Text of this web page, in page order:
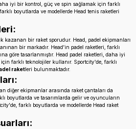
iyi bir kontrol, güç ve spin sağlamak için farklı
boyutlarda ve modellerde Head tenis raketleri
kazanan bir raket sporudur. Head, padel ekipmanları
bir markadır. Head'in padel raketleri, farklı
göre tasarlanmıştır. Head padel raketleri, daha iyi
farklı teknolojiler kullanır. Sportcity'de, farklı
raketleri bulunmaktadır.
diğer ekipmanlar arasında raket çantaları da
boyutlarda ve tasarımlarda gelir ve oyuncuların
farklı boyutlarda ve modellerde Head raket